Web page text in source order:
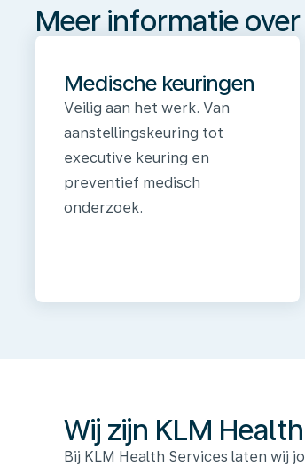
Meer informatie over
Medische keuringen
Veilig aan het werk. Van
aanstellingskeuring tot
executive keuring en
preventief medisch
onderzoek.
Wij
Wij zijn KLM
Bij KLM Health Services laten wij